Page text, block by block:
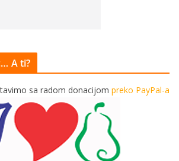
A ti?
sa radom donacijom preko PayPal-a